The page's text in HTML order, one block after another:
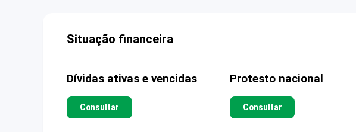
Situação financeira
Dívidas ativas e vencidas
Consultar
Protesto nacional
Consultar